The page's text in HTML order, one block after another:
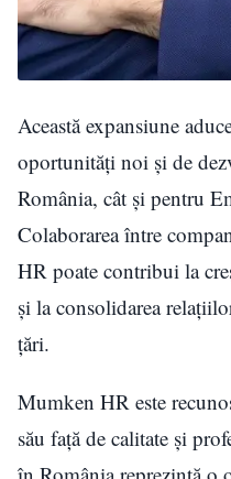
Această expansiune
oportunități noi și de
România, cât și pentru
Colaborarea între
HR poate contribui la
și la consolidarea
țări.
Mumken HR este
său față de calitate și